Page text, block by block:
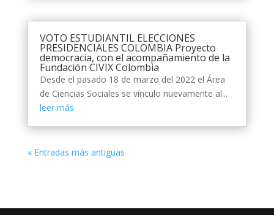
VOTO ESTUDIANTIL ELECCIONES
PRESIDENCIALES COLOMBIA Proyecto
democracia, con el acompañamiento de la
Fundación CIVIX Colombia
Desde el pasado 18 de marzo del 2022 el Área
de Ciencias Sociales se vínculo nuevamente al...
leer más
« Entradas más antiguas